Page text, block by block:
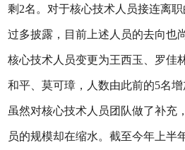
剩2名。对于核心技术人员接连离
过多披露，目前上述人员的去向也
核心技术人员变更为王西玉、罗佳
和平、莫可璋，人数由此前的5名增
虽然对核心技术人员团队做了补充
员的规模却在缩水。截至今年上半